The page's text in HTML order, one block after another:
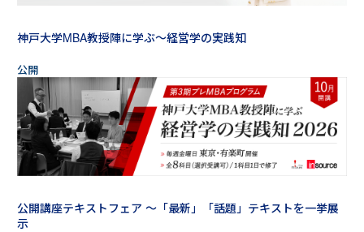
神戸大学MBA教授陣に学ぶ～経営学の実践知
公開講座テキストフェア ～「最新」「話題」テキストを一挙展
示